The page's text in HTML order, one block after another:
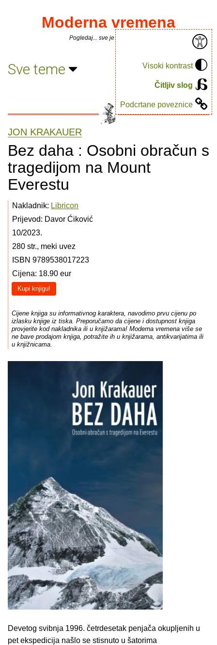
Visoki kontrast
Čitljiv slog
Podcrtane poveznice
Moderna vremena
Pogledaj... sve je puno knjiga.
Sve teme
JON KRAKAUER
Bez daha : Osobni obračun s
tragedijom na Mount
Everestu
Nakladnik: Libricon
Prijevod: Davor Ćiković
10/2023.
280 str., meki uvez
ISBN 9789538017223
Cijena: 18.90 eur
Kupi knjigu!
Cijene knjiga su informativnog karaktera, navodimo prvu cijenu po
izlasku knjige iz tiska. Preporučamo da cijene i dostupnost knjiga
provjerite kod nakladnika ili u knjižarama! Moderna vremena više se
ne bave prodajom knjiga, potražite ih u knjižarama, antikvarijatima ili
u knjižnicama.
Devetog svibnja 1996. četrdesetak penjača okupljenih u
pet ekspedicija našlo se stisnuto u šatorima